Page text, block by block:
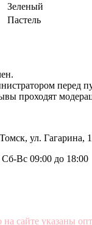
Зеленый
Пастель
перед
проходят
ул. Гагарина,
Сб-Вс 09:00 до 18:00
сайте указаны